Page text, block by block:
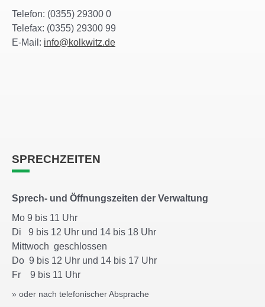
Telefon: (0355) 29300 0
Telefax: (0355) 29300 99
E-Mail: info@kolkwitz.de
SPRECHZEITEN
Sprech- und Öffnungszeiten der Verwaltung
Mo 9 bis 11 Uhr
Di 9 bis 12 Uhr und 14 bis 18 Uhr
Mittwoch geschlossen
Do 9 bis 12 Uhr und 14 bis 17 Uhr
Fr 9 bis 11 Uhr
» oder nach telefonischer Absprache